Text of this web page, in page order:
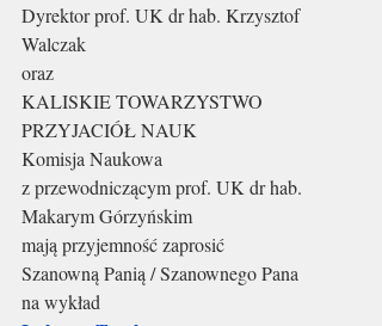
Dyrektor prof. UK dr hab. Krzysztof
Walczak
oraz
KALISKIE TOWARZYSTWO
PRZYJACIÓŁ NAUK
Komisja Naukowa
z przewodniczącym prof. UK dr hab.
Makarym Górzyńskim
mają przyjemność zaprosić
Szanowną Panią / Szanownego Pana
na wykład